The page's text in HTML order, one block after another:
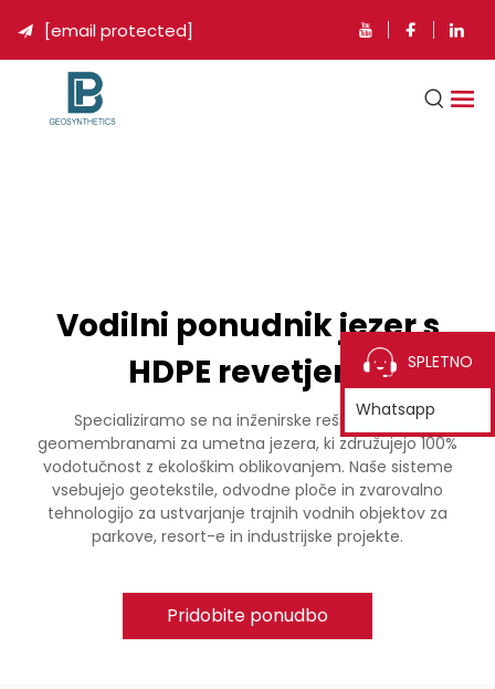
 [email protected]
Vodilni ponudnik jezer s
HDPE revetjem
Specializiramo se na inženirske rešitve z HDPE
geomembranami za umetna jezera, ki združujejo 100%
vodotučnost z ekološkim oblikovanjem. Naše sisteme
vsebujejo geotekstile, odvodne ploče in zvarovalno
tehnologijo za ustvarjanje trajnih vodnih objektov za
parkove, resort-e in industrijske projekte.
Pridobite ponudbo
SPLETNO
Whatsapp